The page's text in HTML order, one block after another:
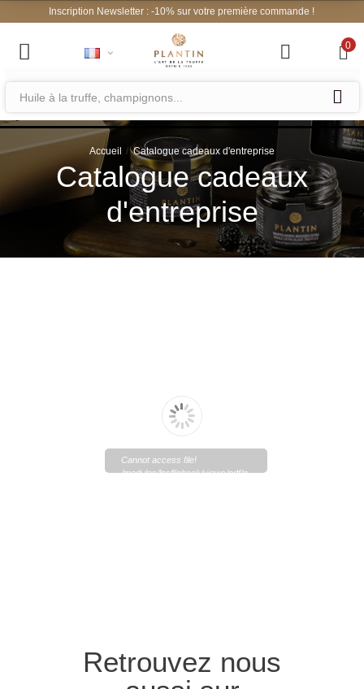
Inscription Newsletter : -10% sur votre première commande !
0
Accueil Catalogue cadeaux d'entreprise
Catalogue cadeaux
d'entreprise
Cannot access file!
/modules/lpsflipbook/views/pdf/p
Retrouvez nous